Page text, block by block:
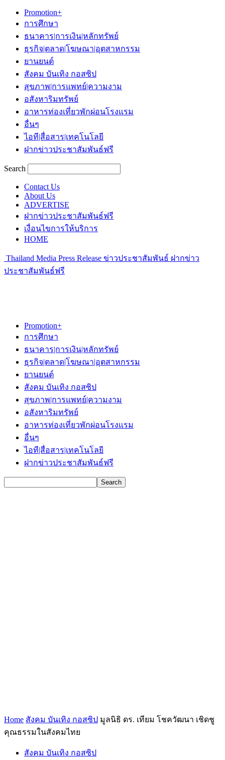
Promotion+
การศึกษา
ธนาคาร|การเงิน|หลักทรัพย์
ธุรกิจ|ตลาด|โฆษณา|อุตสาหกรรม
ยานยนต์
สังคม บันเทิง กอสซิป
สุขภาพ|การแพทย์|ความงาม
อสังหาริมทรัพย์
อาหารท่องเที่ยวพักผ่อนโรงแรม
อื่นๆ
ไอที|สื่อสาร|เทคโนโลยี
ฝากข่าวประชาสัมพันธ์ฟรี
Search
Contact Us
About Us
ADVERTISE
ฝากข่าวประชาสัมพันธ์ฟรี
เงื่อนไขการให้บริการ
HOME
Thailand Media Press Release ข่าวประชาสัมพันธ์ ฝากข่าว
ประชาสัมพันธ์ฟรี
Promotion+
การศึกษา
ธนาคาร|การเงิน|หลักทรัพย์
ธุรกิจ|ตลาด|โฆษณา|อุตสาหกรรม
ยานยนต์
สังคม บันเทิง กอสซิป
สุขภาพ|การแพทย์|ความงาม
อสังหาริมทรัพย์
อาหารท่องเที่ยวพักผ่อนโรงแรม
อื่นๆ
ไอที|สื่อสาร|เทคโนโลยี
ฝากข่าวประชาสัมพันธ์ฟรี
Home สังคม บันเทิง กอสซิป มูลนิธิ ดร. เทียม โชควัฒนา เชิดชู
คุณธรรมในสังคมไทย
สังคม บันเทิง กอสซิป